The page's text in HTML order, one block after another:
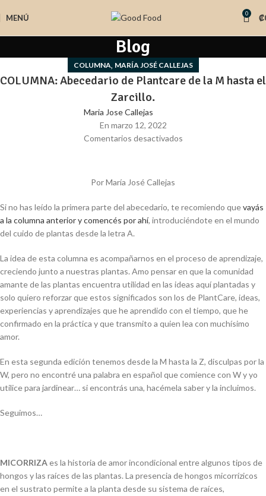
MENÚ 0 ₡
Blog
COLUMNA, MARÍA JOSÉ CALLEJAS
COLUMNA: Abecedario de Plantcare de la M hasta el
Zarcillo.
Maria Jose Callejas
En marzo 12, 2022
Comentarios desactivados
Por María José Callejas
Si no has leído la primera parte del abecedario, te recomiendo quevayás
a la columna anterior y comencés por ahí, introduciéndote en el mundo
del cuido de plantas desde la letra A.
La idea de esta columna es acompañarnos en el proceso de aprendizaje,
creciendo junto a nuestras plantas. Amo pensar en que la comunidad
amante de las plantas encuentra utilidad en las ideas aquí plantadas y
solo quiero reforzar que estos significados son los de PlantCare, ideas,
experiencias y aprendizajes que he aprendido con el tiempo, que he
confirmado en la práctica y que transmito a quien lea con muchísimo
amor.
En esta segunda edición tenemos desde la M hasta la Z, disculpas por la
W, pero no encontré una palabra en español que comience con W y yo
utilice para jardinear… si encontrás una, hacémela saber y la incluimos.
Seguimos…
MICORRIZAes la historia de amor incondicional entre algunos tipos de
hongos y las raíces de las plantas. La presencia de hongos micorrízicos
en el sustrato permite a la planta desde su sistema de raíces,